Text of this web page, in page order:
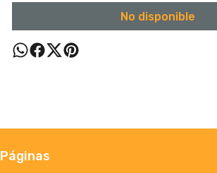
No disponible
Páginas